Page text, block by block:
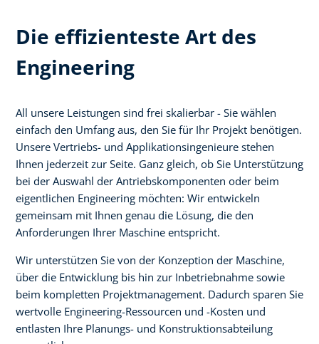
Die effizienteste Art des
Engineering
All unsere Leistungen sind frei skalierbar - Sie wählen
einfach den Umfang aus, den Sie für Ihr Projekt benötigen.
Unsere Vertriebs- und Applikationsingenieure stehen
Ihnen jederzeit zur Seite. Ganz gleich, ob Sie Unterstützung
bei der Auswahl der Antriebskomponenten oder beim
eigentlichen Engineering möchten: Wir entwickeln
gemeinsam mit Ihnen genau die Lösung, die den
Anforderungen Ihrer Maschine entspricht.
Wir unterstützen Sie von der Konzeption der Maschine,
über die Entwicklung bis hin zur Inbetriebnahme sowie
beim kompletten Projektmanagement. Dadurch sparen Sie
wertvolle Engineering-Ressourcen und -Kosten und
entlasten Ihre Planungs- und Konstruktionsabteilung